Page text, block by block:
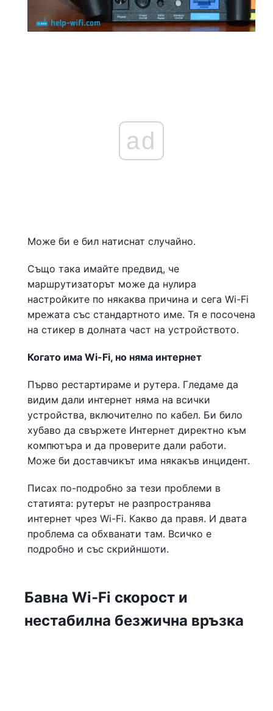
ad
Може би е бил натиснат случайно.
Също така имайте предвид, че
маршрутизаторът може да нулира
настройките по някаква причина и сега Wi-Fi
мрежата със стандартното име. Тя е посочена
на стикер в долната част на устройството.
Когато има Wi-Fi, но няма интернет
Първо рестартираме и рутера. Гледаме да
видим дали интернет няма на всички
устройства, включително по кабел. Би било
хубаво да свържете Интернет директно към
компютъра и да проверите дали работи.
Може би доставчикът има някакъв инцидент.
Писах по-подробно за тези проблеми в
статията: рутерът не разпространява
интернет чрез Wi-Fi. Какво да правя. И двата
проблема са обхванати там. Всичко е
подробно и със скрийншоти.
Бавна Wi-Fi скорост и
нестабилна безжична връзка